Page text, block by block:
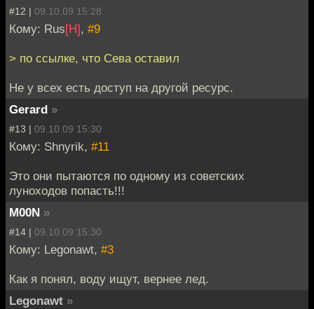
#12 | 09.10.09 15:28
Кому: Rus[H], #9
> по ссылке, что Сева оставил
Не у всех есть доступ на другой ресурс.
Gerard »
#13 | 09.10.09 15:30
Кому: Shnyrik, #11
Это они пытаются по одному из советских
луноходов попасть!!!
M00N »
#14 | 09.10.09 15:30
Кому: Legonawt, #3
Как я понял, воду ищут, вернее лед.
Legonawt »